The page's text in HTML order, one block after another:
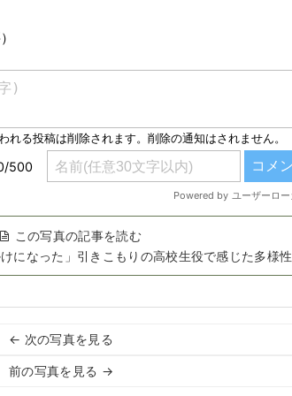
この写真の記事を読む
になった」引きこもりの高校生役で感じた多様性
← 次の写真を見る
前の写真を見る →